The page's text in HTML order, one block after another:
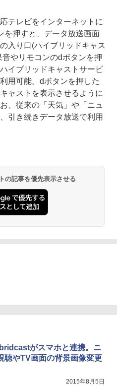
テレビをインターネットに
を押すと、データ放送画面
入り口(ハイブリッドキャス
音やリモコンのdボタンを押
イブリッドキャストサービ
用可能。dボタンを押した
ャストを表示させるように
、従来の「天気」や「ニュ
引き続きデータ放送で利用
の記事を優先表示させる
がスマホと連携。ニ
聴やTV画面の背景画像変更
2015年8月5日